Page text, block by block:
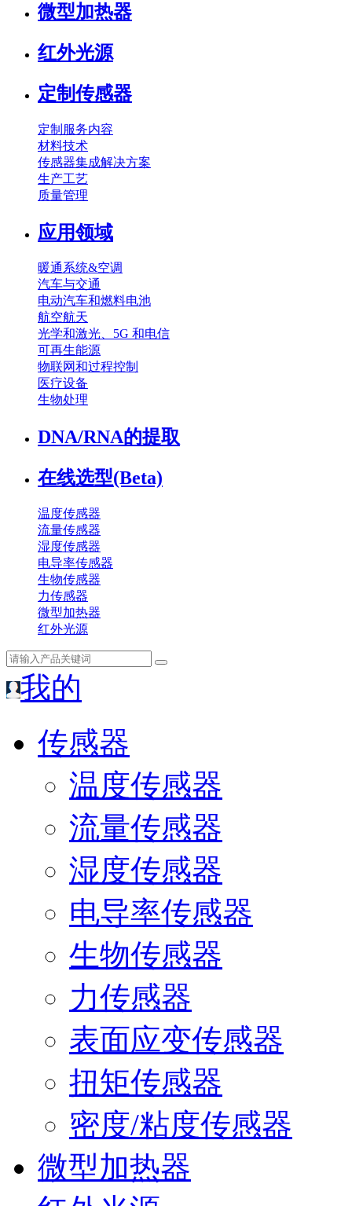
微型加热器
红外光源
定制传感器
定制服务内容
材料技术
传感器集成解决方案
生产工艺
质量管理
应用领域
暖通系统&空调
汽车与交通
电动汽车和燃料电池
航空航天
光学和激光、5G 和电信
可再生能源
物联网和过程控制
医疗设备
生物处理
DNA/RNA的提取
在线选型(Beta)
温度传感器
流量传感器
湿度传感器
电导率传感器
生物传感器
力传感器
微型加热器
红外光源
我的
传感器
温度传感器
流量传感器
湿度传感器
电导率传感器
生物传感器
力传感器
表面应变传感器
扭矩传感器
密度/粘度传感器
微型加热器